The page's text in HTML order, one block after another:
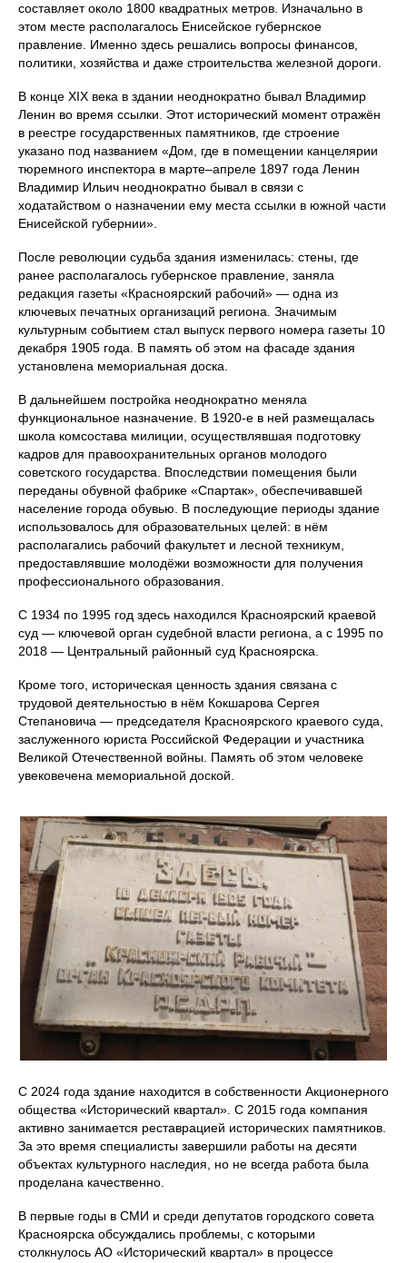
составляет около 1800 квадратных метров. Изначально в
этом месте располагалось Енисейское губернское
правление. Именно здесь решались вопросы финансов,
политики, хозяйства и даже строительства железной дороги.
В конце XIX века в здании неоднократно бывал Владимир
Ленин во время ссылки. Этот исторический момент отражён
в реестре государственных памятников, где строение
указано под названием «Дом, где в помещении канцелярии
тюремного инспектора в марте–апреле 1897 года Ленин
Владимир Ильич неоднократно бывал в связи с
ходатайством о назначении ему места ссылки в южной части
Енисейской губернии».
После революции судьба здания изменилась: стены, где
ранее располагалось губернское правление, заняла
редакция газеты «Красноярский рабочий» — одна из
ключевых печатных организаций региона. Значимым
культурным событием стал выпуск первого номера газеты 10
декабря 1905 года. В память об этом на фасаде здания
установлена мемориальная доска.
В дальнейшем постройка неоднократно меняла
функциональное назначение. В 1920-е в ней размещалась
школа комсостава милиции, осуществлявшая подготовку
кадров для правоохранительных органов молодого
советского государства. Впоследствии помещения были
переданы обувной фабрике «Спартак», обеспечивавшей
население города обувью. В последующие периоды здание
использовалось для образовательных целей: в нём
располагались рабочий факультет и лесной техникум,
предоставлявшие молодёжи возможности для получения
профессионального образования.
С 1934 по 1995 год здесь находился Красноярский краевой
суд — ключевой орган судебной власти региона, а с 1995 по
2018 — Центральный районный суд Красноярска.
Кроме того, историческая ценность здания связана с
трудовой деятельностью в нём Кокшарова Сергея
Степановича — председателя Красноярского краевого суда,
заслуженного юриста Российской Федерации и участника
Великой Отечественной войны. Память об этом человеке
увековечена мемориальной доской.
С 2024 года здание находится в собственности Акционерного
общества «Исторический квартал». С 2015 года компания
активно занимается реставрацией исторических памятников.
За это время специалисты завершили работы на десяти
объектах культурного наследия, но не всегда работа была
проделана качественно.
В первые годы в СМИ и среди депутатов городского совета
Красноярска обсуждались проблемы, с которыми
столкнулось АО «Исторический квартал» в процессе